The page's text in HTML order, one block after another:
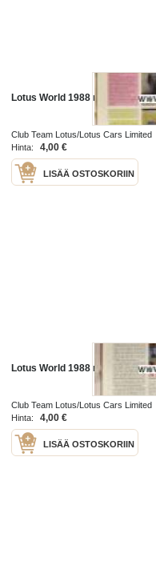
Lotus World 1988 nr 4
Club Team Lotus/Lotus Cars Limited
1988
Hinta: 4,00 €
LISÄÄ OSTOSKORIIN
Lotus World 1988 nr 2
Club Team Lotus/Lotus Cars Limited
1988
Hinta: 4,00 €
LISÄÄ OSTOSKORIIN